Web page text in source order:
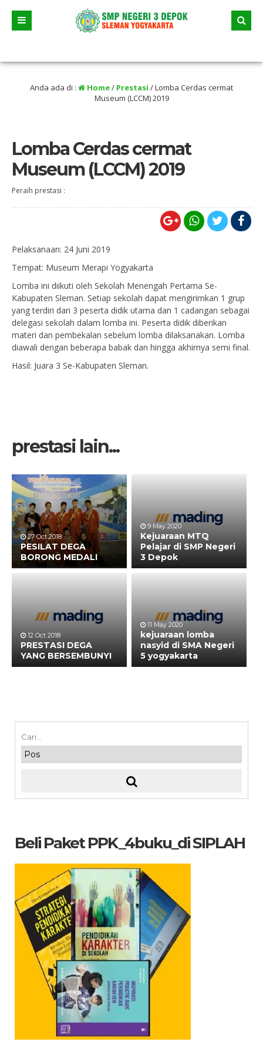
Anda ada di : Home/ Prestasi /Lomba Cerdas cermat
Museum (LCCM) 2019
Lomba Cerdas cermat
Museum (LCCM) 2019
Peraih prestasi :
Pelaksanaan: 24 Juni 2019
Tempat: Museum Merapi Yogyakarta
Lomba ini diikuti oleh Sekolah Menengah Pertama Se-
Kabupaten Sleman. Setiap sekolah dapat mengirimkan 1 grup
yang terdiri dari 3 peserta didik utama dan 1 cadangan sebagai
delegasi sekolah dalam lomba ini. Peserta didik diberikan
materi dan pembekalan sebelum lomba dilaksanakan. Lomba
diawali dengan beberapa babak dan hingga akhirnya semi final.
Hasil: Juara 3 Se-Kabupaten Sleman.
prestasi lain...
27 Oct 2018
PESILAT DEGA
BORONG MEDALI
9 May 2020
Kejuaraan MTQ
Pelajar di SMP Negeri
3 Depok
12 Oct 2018
PRESTASI DEGA
YANG BERSEMBUNYI
11 May 2020
kejuaraan lomba
nasyid di SMA Negeri
5 yogyakarta
Beli Paket PPK_4buku_di SIPLAH